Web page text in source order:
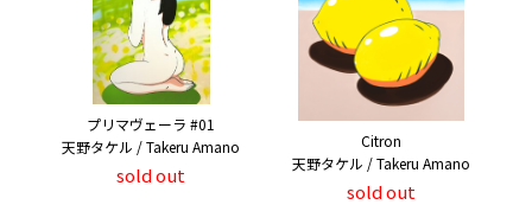
プリマヴェーラ #01
天野タケル / Takeru Amano
sold out
Citron
天野タケル / Takeru Amano
sold out